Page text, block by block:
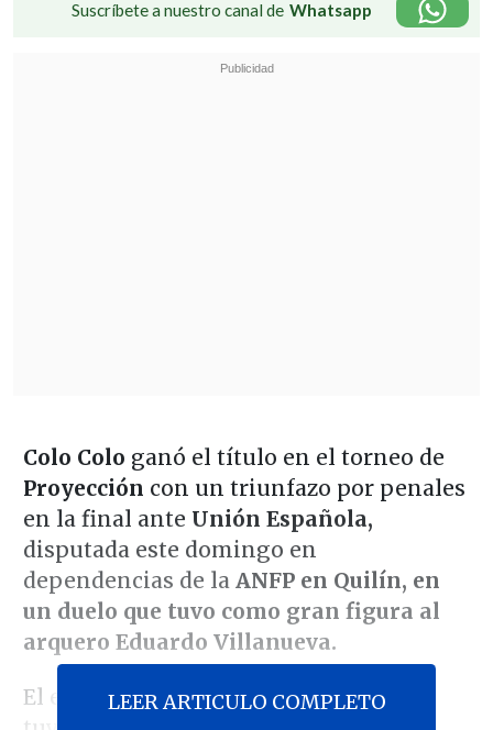
Suscríbete a nuestro canal de Whatsapp
Colo Colo ganó el título en el torneo de
Proyección con un triunfazo por penales
en la final ante Unión Española,
disputada este domingo en
dependencias de la ANFP en Quilín, en
un duelo que tuvo como gran figura al
arquero Eduardo Villanueva.
El encuentro terminó igualado 0-0 y
LEER ARTICULO COMPLETO